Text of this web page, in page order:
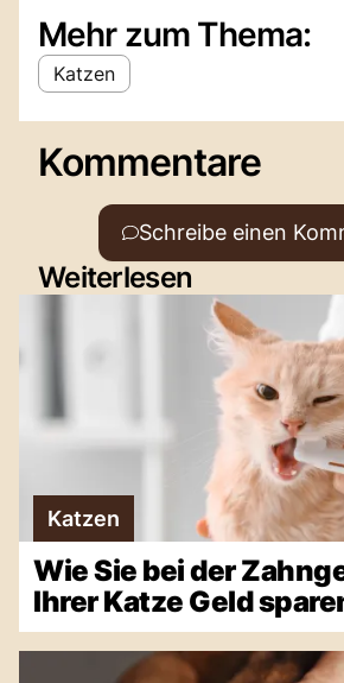
Mehr zum Thema:
Katzen
Kommentare
Schreibe einen
Weiterlesen
Katzen
Wie Sie bei der
Ihrer Katze Geld